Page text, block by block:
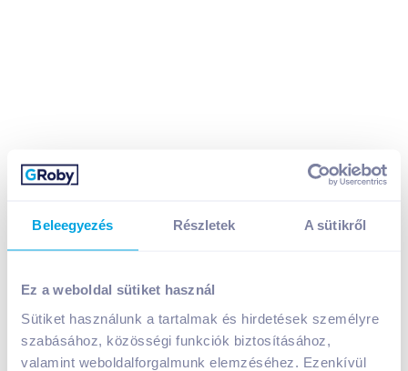
Beleegyezés Részletek A sütikről
Ez a weboldal sütiket használ
Sütiket használunk a tartalmak és hirdetések személyre
szabásához, közösségi funkciók biztosításához,
valamint weboldalforgalmunk elemzéséhez. Ezenkívül
laktózmentes
219Ft /db
Egységár: 1 991 Ft /kg
Nettó eladási ár: 172Ft /db(27% áfa)